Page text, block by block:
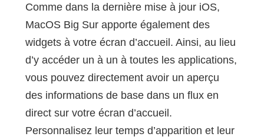
Comme dans la dernière mise à jour iOS,
MacOS Big Sur apporte également des
widgets à votre écran d’accueil. Ainsi, au lieu
d’y accéder un à un à toutes les applications,
vous pouvez directement avoir un aperçu
des informations de base dans un flux en
direct sur votre écran d’accueil.
Personnalisez leur temps d’apparition et leur